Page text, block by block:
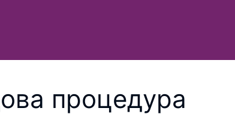
процедура